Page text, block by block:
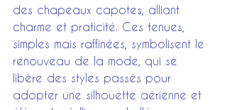
des chapeaux capotes, alliant
charme et praticité. Ces tenues,
simples mais raffinées, symbolisent le
renouveau de la mode, qui se
libère des styles passés pour
adopter une silhouette aérienne et